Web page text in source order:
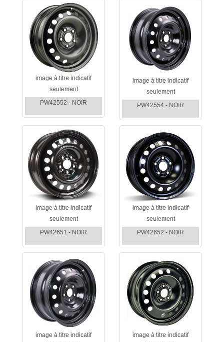
image à titre indicatif
seulement
PW42552 - NOIR
image à titre indicatif
seulement
PW42554 - NOIR
image à titre indicatif
seulement
PW42651 - NOIR
image à titre indicatif
seulement
PW42652 - NOIR
image à titre indicatif
image à titre indicatif